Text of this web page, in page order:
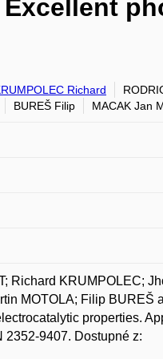
Richard
BUREŠ Filip MACAK Jan
Richard KRUMPOLEC;
MOTOLA; Filip BUREŠ
properties.
2352-9407. Dostupné z: